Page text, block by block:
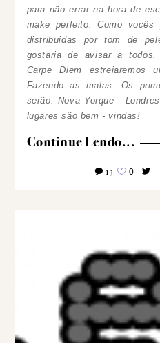
para não errar na hora de
make perfeito. Como
distribuidas por tom de
gostaria de avisar a
Carpe Diem estreiaremos
Fazendo as malas. Os
serão: Nova Yorque -
lugares são bem - vindas!
Continue Lendo...
13 0